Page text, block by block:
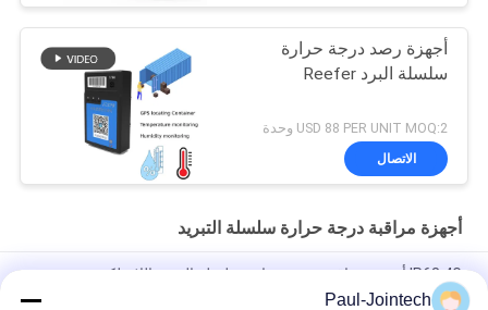
أجهزة رصد درجة حرارة
سلسلة البرد Reefer
USD 88 PER UNIT MOQ:2 وحدة
الاتصال
أجهزة مراقبة درجة حرارة سلسلة التبريد
IP68 4G أجهزة مراقبة درجة حرارة سلسلة التبريد اللاسلكية
Paul-Jointech